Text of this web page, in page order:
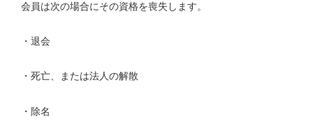
会員は次の場合にその資格を喪失します。
・退会
・死亡、または法人の解散
・除名